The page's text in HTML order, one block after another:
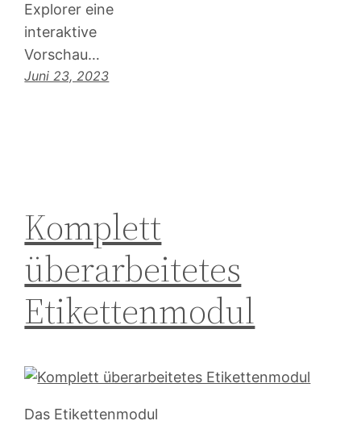
Explorer eine
interaktive
Vorschau…
Juni 23, 2023
Komplett
überarbeitetes
Etikettenmodul
Das Etikettenmodul